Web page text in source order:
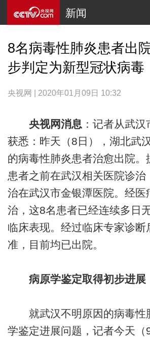
新闻
8名病毒性肺炎患者出
步判定为新型冠状病毒
央视网 | 2020年01月09日 10:32
央视网消息 ：记者从武
获悉：昨天（8日），湖北武
的病毒性肺炎患者治愈出院。
患者之前在武汉相关医院诊治
治在武汉市金银潭医院。经医
治，这8名患者已经连续多日
临床表现。经过临床专家诊断
准，目前均已出院。
病原学鉴定取得初步进展
就武汉不明原因的病毒性
学鉴定进展问题，记者今天（